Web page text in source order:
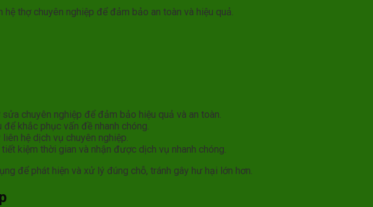
thợ chuyên nghiệp để đảm bảo an toàn và hiệu quả.
chuyên nghiệp để đảm bảo hiệu quả và an toàn.
khắc phục vấn đề nhanh chóng.
hệ dịch vụ chuyên nghiệp.
kiệm thời gian và nhận được dịch vụ nhanh chóng.
để phát hiện và xử lý đúng chỗ, tránh gây hư hại lớn hơn.